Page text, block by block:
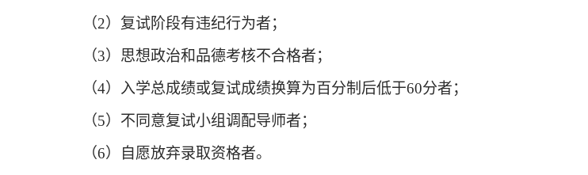
（2）复试阶段有违纪行为者；
（3）思想政治和品德考核不合格者；
（4）入学总成绩或复试成绩换算为百分制后低于60分者；
（5）不同意复试小组调配导师者；
（6）自愿放弃录取资格者。